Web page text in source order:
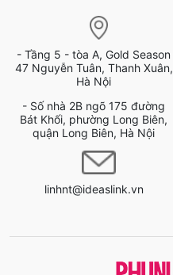
- Tầng 5 - tòa A, Gold Season
47 Nguyễn Tuân, Thanh Xuân,
Hà Nội
- Số nhà 2B ngõ 175 đường
Bát Khối, phường Long Biên,
quận Long Biên, Hà Nội
linhnt@ideaslink.vn